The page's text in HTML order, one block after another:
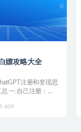
嫖攻略大全
注册和变现思
一.自己注册：
409